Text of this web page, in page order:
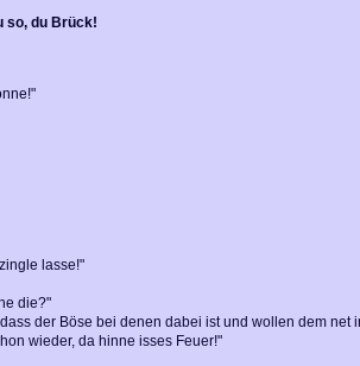
so, du Brück!
lasse!"
die?"
der Böse bei denen dabei ist und wollen dem net
wieder, da hinne isses Feuer!"